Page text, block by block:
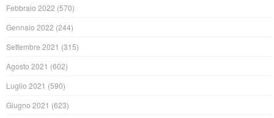
Febbraio 2022 (570)
Gennaio 2022 (244)
Settembre 2021 (315)
Agosto 2021 (602)
Luglio 2021 (590)
Giugno 2021 (623)